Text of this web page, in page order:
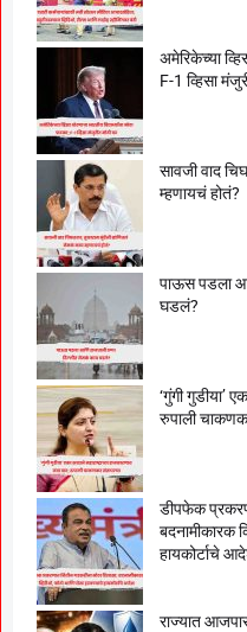
अमेरिकेच्या
F-1 व्हिसा
सावजी वाद
म्हणायचं होतं?
पाऊस पडला
घडलं?
‘गुंगी गुडीया’
रुपाली
डीपफेक
बदनामीकारक
हायकोर्टाचे
राज्यात